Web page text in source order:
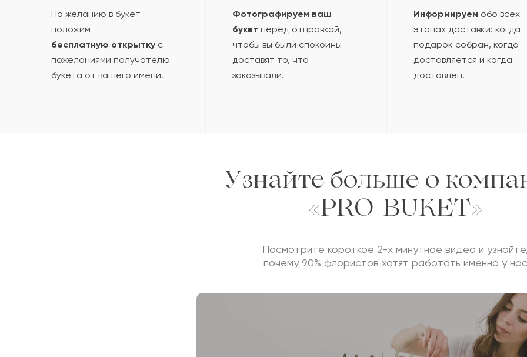
По желанию в букет
положим
бесплатную открытку с
пожеланиями получателю
букета от вашего имени.
Фотографируем ваш
букет перед отправкой,
чтобы вы были спокойны -
доставят то, что
заказывали.
Информируем обо всех
этапах доставки: когда
подарок собран, когда
доставляется и когда
доставлен.
Узнайте больше о
«PRO-BUKET»
Посмотрите короткое 2-х минутное видео и
почему 90% флористов хотят работать именно у нас